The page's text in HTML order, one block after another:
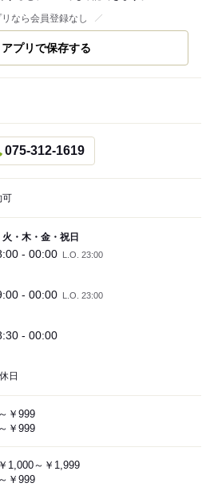
リなら会員登録なし
アプリで保存する
075-312-1619
可
火・木・金・祝日
- 00:00 L.O. 23:00
- 00:00 L.O. 23:00
- 00:00
日
～￥999
～￥999
￥1,000～￥1,999
～￥999